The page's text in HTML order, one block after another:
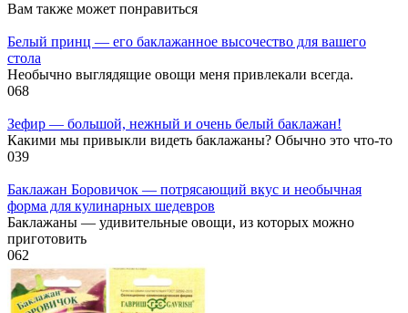
Вам также может понравиться
Белый принц — его баклажанное высочество для вашего
стола
Необычно выглядящие овощи меня привлекали всегда.
068
Зефир — большой, нежный и очень белый баклажан!
Какими мы привыкли видеть баклажаны? Обычно это что-то
039
Баклажан Боровичок — потрясающий вкус и необычная
форма для кулинарных шедевров
Баклажаны — удивительные овощи, из которых можно
приготовить
062